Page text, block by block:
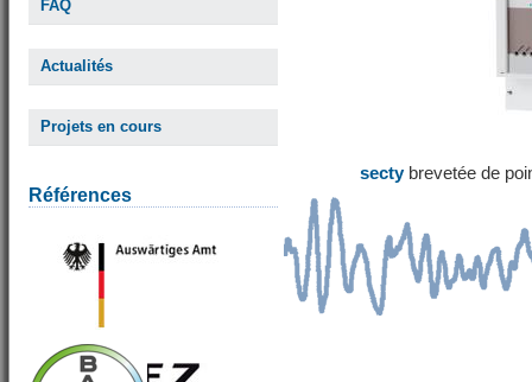
FAQ
Actualités
Projets en cours
Références
secty brevetée de